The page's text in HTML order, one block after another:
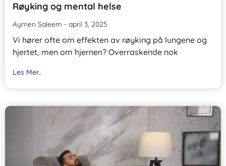
Røyking og mental helse
Aymen Saleem april 3, 2025
Vi hører ofte om effekten av røyking på lungene og
hjertet, men om hjernen? Overraskende nok
Les Mer..